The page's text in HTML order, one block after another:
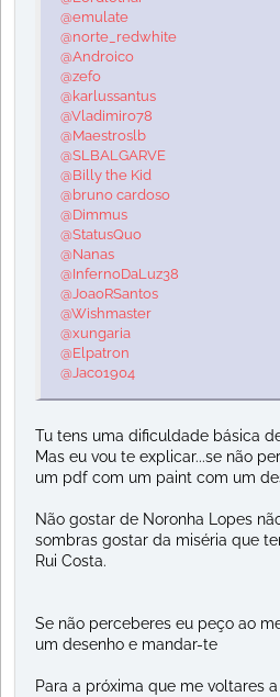
@emulate
@norte_redwhite
@Androico
@zefo
@karlussantus
@Vladimiro78
@Maestroslb
@SLBALGARVE
@Billy the Kid
@bruno cardoso
@Dimmus
@StatusQuo
@Nanas
@InfernoDaLuz38
@JoaoRSantos
@Wishmaster
@xungaria
@Elpatron
@Jaco1904
Tu tens uma dificuldade básica
Mas eu vou te explicar...se não
um pdf com um paint com um
Não gostar de Noronha Lopes
sombras gostar da miséria que
Rui Costa.
Se não perceberes eu peço ao
um desenho e mandar-te
Para a próxima que me voltares